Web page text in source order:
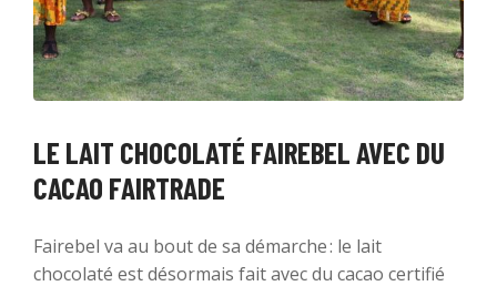
LE LAIT CHOCOLATÉ FAIREBEL AVEC DU
CACAO FAIRTRADE
Fairebel va au bout de sa démarche : le lait
chocolaté est désormais fait avec du cacao certifié